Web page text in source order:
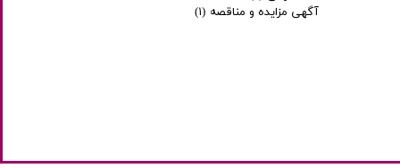
آگهی مزایده و مناقصه (۱)